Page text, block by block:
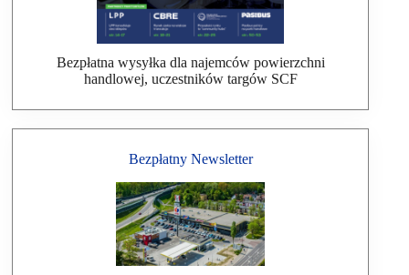
Bezpłatna wysyłka dla najemców powierzchni
handlowej, uczestników targów SCF
Bezpłatny Newsletter